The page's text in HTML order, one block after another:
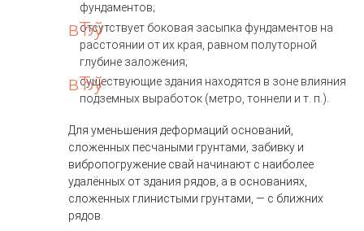
фундаментов;
отсутствует боковая засыпка фундаментов на
расстоянии от их края, равном полуторной
глубине заложения;
существующие здания находятся в зоне влияния
подземных выработок (метро, тоннели и т. п.).
Для уменьшения деформаций оснований,
сложенных песчаными грунтами, забивку и
вибропогружение свай начинают с наиболее
удалённых от здания рядов, а в основаниях,
сложенных глинистыми грунтами, — с ближних
рядов.